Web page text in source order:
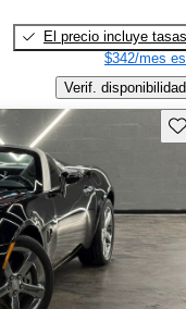
El precio incluye tasas
$342/mes
Verif. disponibilidad